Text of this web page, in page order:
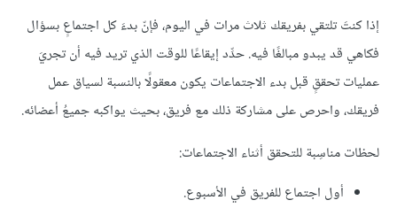
إذا كنتَ تلتقي بفريقك ثلاث مرات في اليوم، فإنّ بدءَ كل اجتماعٍ بسؤال
فكاهي قد يبدو مبالغًا فيه. حدِّد إيقاعًا للوقت الذي تريد فيه أن تجريَ
عمليات تحققٍ قبل بدء الاجتماعات يكون معقولًا بالنسبة لسياق عمل
فريقك، واحرص على مشاركة ذلك مع فريق، بحيث يواكبه جميعُ أعضائه.
لحظات مناسِبة للتحقق أثناء الاجتماعات:
أول اجتماع للفريق في الأسبوع.